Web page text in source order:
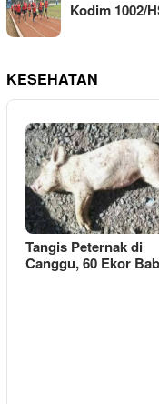
Kodim 1002/
KESEHATAN
Tangis Peternak di
Canggu, 60 Ekor